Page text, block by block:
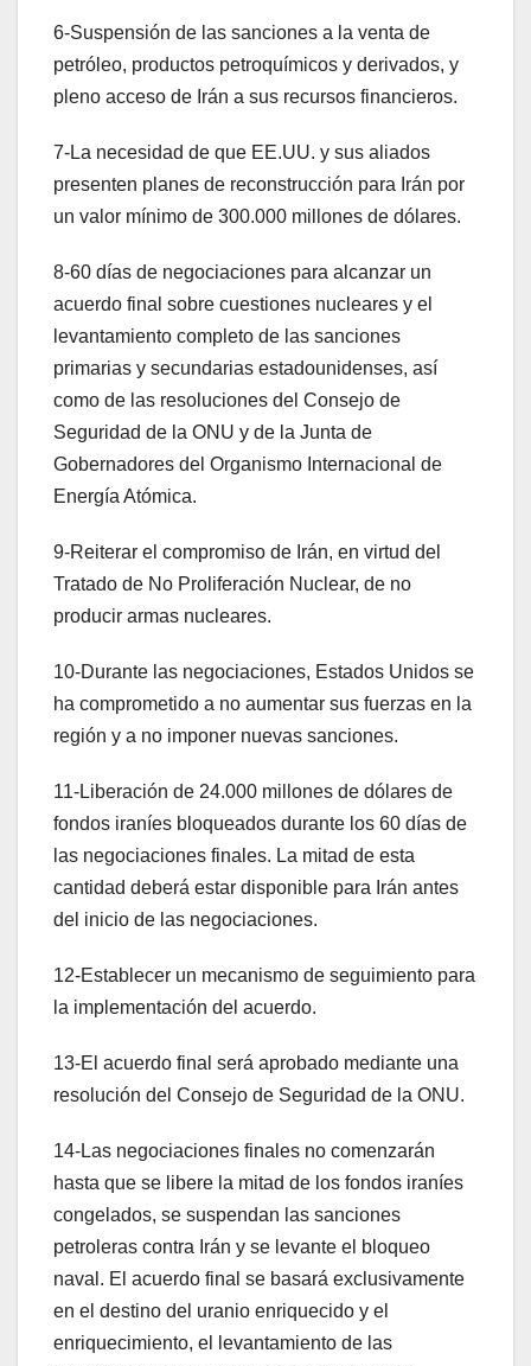
6-Suspensión de las sanciones a la venta de
petróleo, productos petroquímicos y derivados, y
pleno acceso de Irán a sus recursos financieros.
7-La necesidad de que EE.UU. y sus aliados
presenten planes de reconstrucción para Irán por
un valor mínimo de 300.000 millones de dólares.
8-60 días de negociaciones para alcanzar un
acuerdo final sobre cuestiones nucleares y el
levantamiento completo de las sanciones
primarias y secundarias estadounidenses, así
como de las resoluciones del Consejo de
Seguridad de la ONU y de la Junta de
Gobernadores del Organismo Internacional de
Energía Atómica.
9-Reiterar el compromiso de Irán, en virtud del
Tratado de No Proliferación Nuclear, de no
producir armas nucleares.
10-Durante las negociaciones, Estados Unidos se
ha comprometido a no aumentar sus fuerzas en la
región y a no imponer nuevas sanciones.
11-Liberación de 24.000 millones de dólares de
fondos iraníes bloqueados durante los 60 días de
las negociaciones finales. La mitad de esta
cantidad deberá estar disponible para Irán antes
del inicio de las negociaciones.
12-Establecer un mecanismo de seguimiento para
la implementación del acuerdo.
13-El acuerdo final será aprobado mediante una
resolución del Consejo de Seguridad de la ONU.
14-Las negociaciones finales no comenzarán
hasta que se libere la mitad de los fondos iraníes
congelados, se suspendan las sanciones
petroleras contra Irán y se levante el bloqueo
naval. El acuerdo final se basará exclusivamente
en el destino del uranio enriquecido y el
enriquecimiento, el levantamiento de las